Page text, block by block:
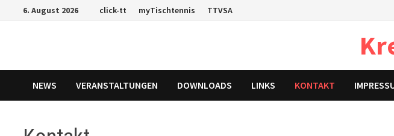
6. August 2026 click-tt myTischtennis TTVSA
NEWS VERANSTALTUNGEN DOWNLOADS LINKS KONTAKT